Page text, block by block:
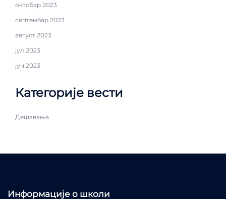
октобар 2023
септембар 2023
август 2023
јул 2023
јун 2023
Категорије вести
Дешавања
Информације о школи